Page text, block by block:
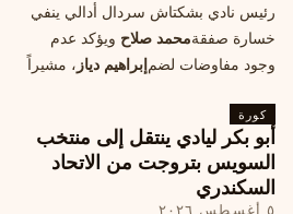
رئيس نادي بشكتاش سردال أدالي ينفي
خسارة صفقةمحمد صلاح ويؤكد عدم
وجود مفاوضات لضمإبراهيم دياز ، مشيراً
محتملة أخرى.
كورة
أبو بكر ليادي ينتقل إلى منتخب
السويس بتروجت من الاتحاد
السكندري
٥ أغسطس ٢٠٢٦